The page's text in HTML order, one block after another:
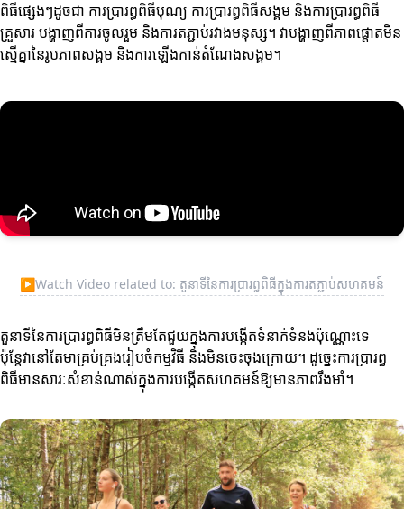
ពិធីផ្សេងៗដូចជា ការប្រារព្ធពិធីបុណ្យ ការប្រារព្ធពិធីសង្គម និងការប្រារព្ធពិធី
គ្រួសារ បង្ហាញពីការចូលរួម និងការតភ្ជាប់រវាងមនុស្ស។ វាបង្ហាញពីភាពផ្តោតមិន
ស្មើគ្នានៃរូបភាពសង្គម និងការឡើងកាន់តំណែងសង្គម។
▶Watch Video related to: តួនាទីនៃការប្រារព្ធពិធីក្នុងការតភ្ជាប់សហគមន៍
តួនាទីនៃការប្រារព្ធពិធីមិនត្រឹមតែជួយក្នុងការបង្កើតទំនាក់ទំនងប៉ុណ្ណោះទេ
ប៉ុន្តែវានៅតែមាគ្រប់គ្រងរៀបចំកម្មវិធី និងមិនចេះចុងក្រោយ។ ដូច្នេះការប្រារព្ធ
ពិធីមានសារៈសំខាន់ណាស់ក្នុងការបង្កើតសហគមន៍ឱ្យមានភាពរឹងមាំ។